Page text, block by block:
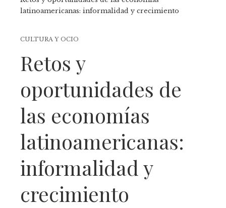
latinoamericanas: informalidad y crecimiento
CULTURA Y OCIO
Retos y
oportunidades de
las economías
latinoamericanas:
informalidad y
crecimiento